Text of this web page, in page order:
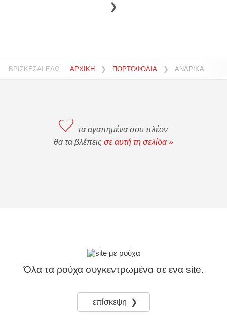
❯
ΒΡΙΣΚΕΣΑΙ ΕΔΩ: ΑΡΧΙΚΗ ❯ ΠΟΡΤΟΦΟΛΙΑ ❯ ΑΝΔΡΙΚΑ
τα αγαπημένα σου πλέον
θα τα βλέπεις σε αυτή τη σελίδα »
Όλα τα ρούχα συγκεντρωμένα σε ενα site.
επίσκεψη ❯